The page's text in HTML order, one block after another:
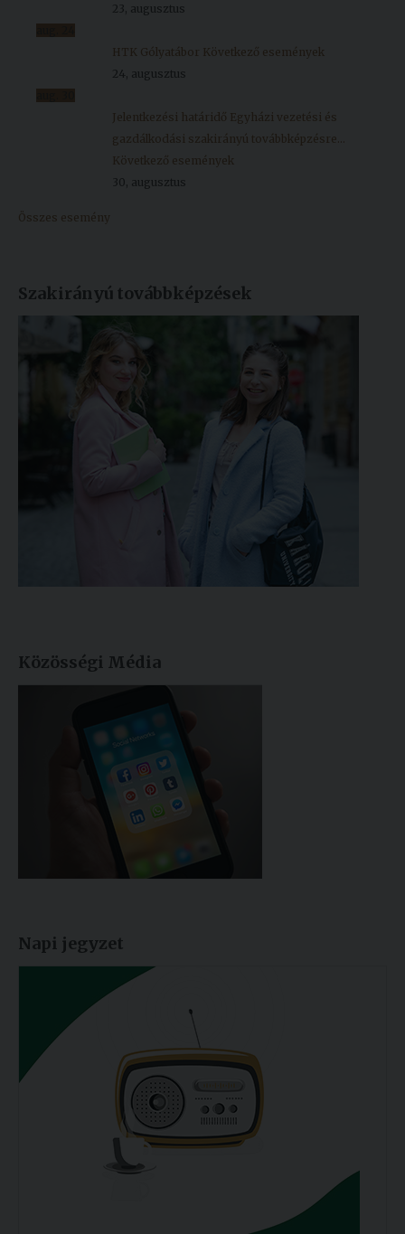
23, augusztus
HTK Gólyatábor Következő események
24, augusztus
Jelentkezési határidő Egyházi vezetési és
gazdálkodási szakirányú továbbképzésre...
Következő események
30, augusztus
Összes esemény
Szakirányú továbbképzések
Közösségi Média
Napi jegyzet